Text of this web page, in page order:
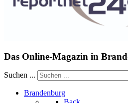
Das Online-Magazin in
Suchen ...
Brandenburg